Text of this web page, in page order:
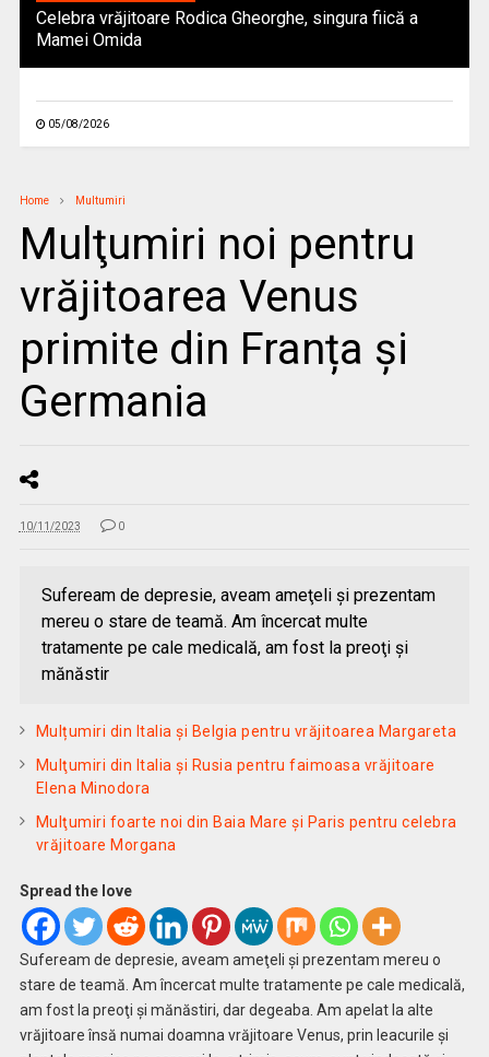
Celebra vrăjitoare Rodica Gheorghe, singura fiică a
Mamei Omida
05/08/2026
Home Multumiri
Mulţumiri noi pentru
vrăjitoarea Venus
primite din Franța și
Germania
10/11/2023 0
Sufeream de depresie, aveam ameţeli şi prezentam
mereu o stare de teamă. Am încercat multe
tratamente pe cale medicală, am fost la preoţi şi
mănăstir
Mulțumiri din Italia și Belgia pentru vrăjitoarea Margareta
Mulţumiri din Italia și Rusia pentru faimoasa vrăjitoare
Elena Minodora
Mulţumiri foarte noi din Baia Mare și Paris pentru celebra
vrăjitoare Morgana
Spread the love
Sufeream de depresie, aveam ameţeli şi prezentam mereu o
stare de teamă. Am încercat multe tratamente pe cale medicală,
am fost la preoţi şi mănăstiri, dar degeaba. Am apelat la alte
vrăjitoare însă numai doamna vrăjitoare Venus, prin leacurile şi